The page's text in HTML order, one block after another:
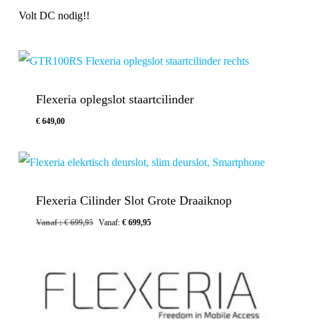
Volt DC nodig!!
Flexeria oplegslot staartcilinder
€649,00
Flexeria Cilinder Slot Grote Draaiknop
Vanaf :€699,95 Vanaf: €699,95